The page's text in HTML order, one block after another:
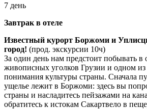
7 день
Завтрак в отеле
Известный курорт Боржоми и
город! (прод. экскурсии 10ч)
За один день нам предстоит побывать
живописных уголков Грузии и одном
понимания культуры страны. Сначала
ущелье лежит в Боржоми: здесь вы
страны и насладитесь пейзажами на
обратитесь к истокам Сакартвело в